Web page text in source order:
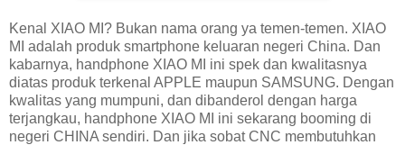
Kenal XIAO MI? Bukan nama orang ya temen-temen. XIAO
MI adalah produk smartphone keluaran negeri China. Dan
kabarnya, handphone XIAO MI ini spek dan kwalitasnya
diatas produk terkenal APPLE maupun SAMSUNG. Dengan
kwalitas yang mumpuni, dan dibanderol dengan harga
terjangkau, handphone XIAO MI ini sekarang booming di
negeri CHINA sendiri. Dan jika sobat CNC membutuhkan